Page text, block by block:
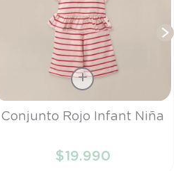
Talla
AÑADIR AL CARRITO
Conjunto Rojo Infant Niña
$19.990